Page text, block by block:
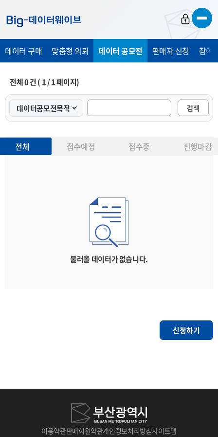
가
가
가
데이터 구매 맞춤형 의뢰 데이터 공모전 판매자 신청 참여
전체0건 ( 1/1페이지)
검색
전체 접수예정 접수중 진행마감
불러올 데이터가 없습니다.
신청하기
이용약관판매회원약관개인정보처리방침사이트맵